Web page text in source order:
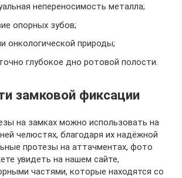
непереносимость металла;
опорных зубов;
онкологической природы;
глубокое дно ротовой полости.
замковой фиксации
на замках можно использовать на
челюстях, благодаря их надёжной
протезы на аттачментах, фото
увидеть на нашем сайте,
частями, которые находятся со